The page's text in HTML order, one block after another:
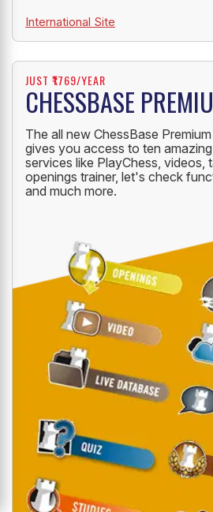
International Site
JUST ₹1769/YEAR
CHESSBASE
The all new ChessBase
gives you access to ten
services like PlayChess, videos,
openings trainer, let's check
and much more.